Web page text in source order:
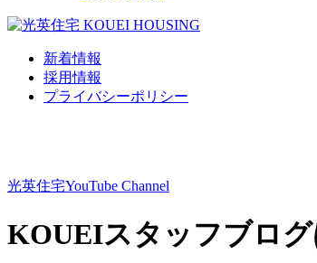
新着情報
採用情報
プライバシーポリシー
光英住宅YouTube Channel
KOUEIスタッフブロ